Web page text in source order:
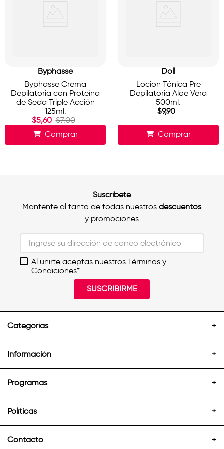
Byphasse
Byphasse Crema
Depilatoria con Proteína
de Seda Triple Acción
125ml.
$5,60 $7,00
Comprar
Doll
Locion Tónica Pre
Depilatoria Aloe Vera
500ml.
$9,90
Comprar
Suscríbete
Mantente al tanto de todas nuestros descuentos
y promociones
Al unirte aceptas nuestros Términos y
Condiciones*
SUSCRIBIRME
Categorías +
Información +
Programas +
Políticas +
Contacto +